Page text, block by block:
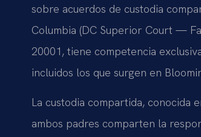
sobre acuerdos de custodia
Columbia (DC Superior Court —
20001, tiene competencia
incluidos los que surgen en
La custodia compartida, conocida
ambos padres comparten la